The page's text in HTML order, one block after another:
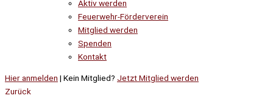
Aktiv werden
Feuerwehr-Förderverein
Mitglied werden
Spenden
Kontakt
Hier anmelden | Kein Mitglied? Jetzt Mitglied werden
Zurück